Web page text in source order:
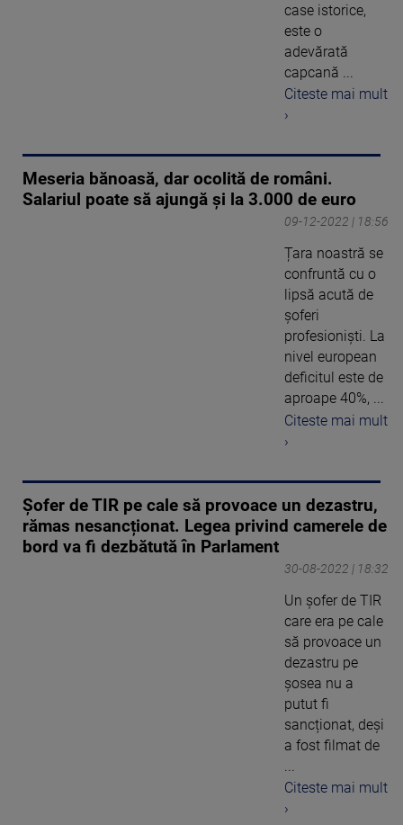
case istorice,
este o
adevărată
capcană ...
Citeste mai mult
›
Meseria bănoasă, dar ocolită de români.
Salariul poate să ajungă și la 3.000 de euro
09-12-2022 | 18:56
Țara noastră se
confruntă cu o
lipsă acută de
șoferi
profesioniști. La
nivel european
deficitul este de
aproape 40%, ...
Citeste mai mult
›
Șofer de TIR pe cale să provoace un dezastru,
rămas nesancționat. Legea privind camerele de
bord va fi dezbătută în Parlament
30-08-2022 | 18:32
Un șofer de TIR
care era pe cale
să provoace un
dezastru pe
șosea nu a
putut fi
sancționat, deşi
a fost filmat de
Citeste mai mult
›